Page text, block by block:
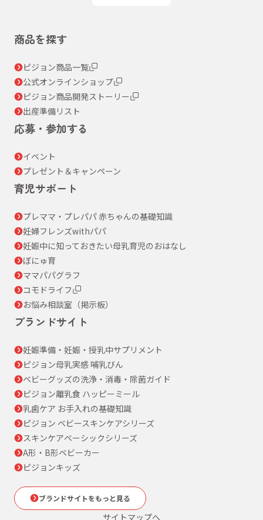
商品を探す
ピジョン商品一覧
公式オンラインショップ
ピジョン商品開発ストーリー
出産準備リスト
応募・参加する
イベント
プレゼント＆キャンペーン
育児サポート
プレママ・プレパパ 赤ちゃんの基礎知識
妊婦フレンズwithパパ
妊娠中に知っておきたい母乳育児のおはなし
ぼにゅ育
ママパパグラフ
コモドライフ
お悩み相談室（掲示板）
ブランドサイト
妊娠準備・妊娠・授乳中サプリメント
ピジョン母乳実感 哺乳びん
ベビーグッズの洗浄・消毒・除菌ガイド
ピジョン離乳食 ハッピーミール
乳歯ケア お手入れの基礎知識
ピジョン ベビースキンケアシリーズ
スキンケアベーシックシリーズ
A形・B形ベビーカー
ピジョンキッズ
ブランドサイトをもっと見る
サイトマップへ